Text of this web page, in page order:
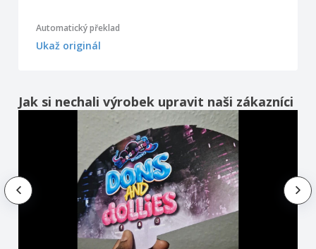
Automatický překlad
Ukaž originál
Jak si nechali výrobek upravit naši zákazníci